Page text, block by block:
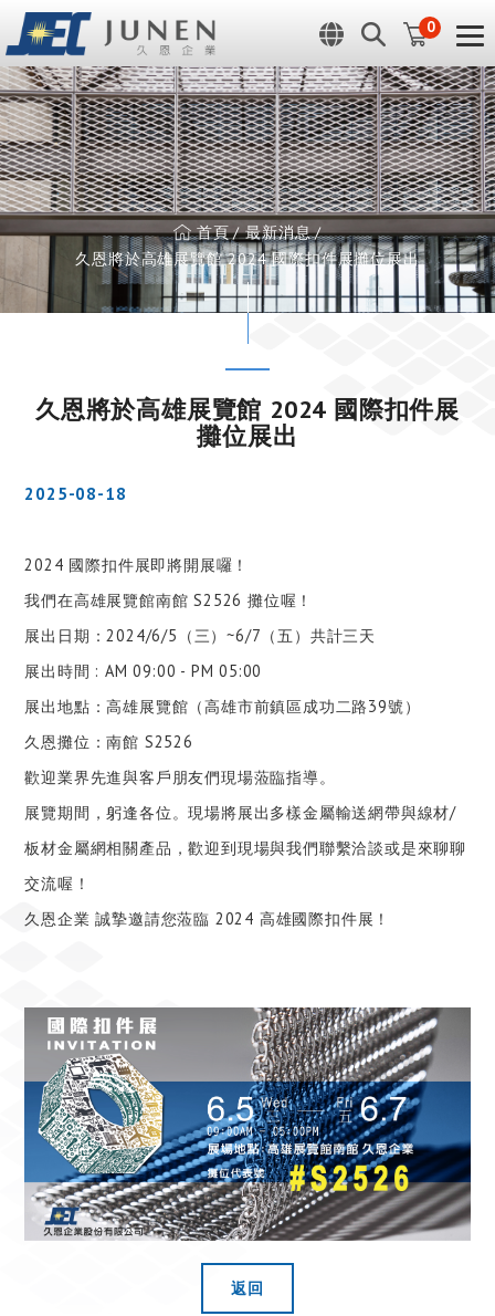
0
首頁
最新消息
久恩將於高雄展覽館 2024 國際扣件展攤位展出
久恩將於高雄展覽館 2024 國際扣件展
攤位展出
2025-08-18
2024 國際扣件展即將開展囉！
我們在高雄展覽館南館 S2526 攤位喔！
展出日期：2024/6/5（三）~6/7（五）共計三天
展出時間 : AM 09:00 - PM 05:00
展出地點：高雄展覽館（高雄市前鎮區成功二路39號）
久恩攤位：南館 S2526
歡迎業界先進與客戶朋友們現場蒞臨指導。
展覽期間，躬逢各位。現場將展出多樣金屬輸送網帶與線材/
板材金屬網相關產品，歡迎到現場與我們聯繫洽談或是來聊聊
交流喔！
久恩企業 誠摯邀請您蒞臨 2024 高雄國際扣件展！
返回
Cookie管理面板